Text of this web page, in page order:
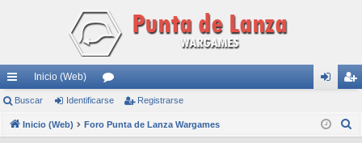
nl
ac
Inicio (Web)
or
os nti ist
Buscar Identificarse Registrarse
Inicio (Web) Foro Punta de Lanza Wargames